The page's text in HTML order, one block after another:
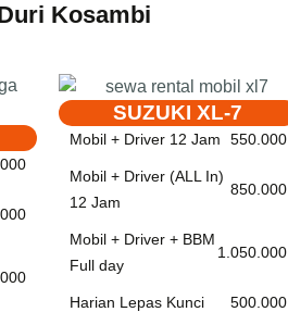
Kosambi
SUZUKI XL-7
Mobil + Driver 12 Jam 550.000
Mobil + Driver (ALL In)
12 Jam
850.000
Mobil + Driver + BBM
Full day
1.050.000
Harian Lepas Kunci 500.000